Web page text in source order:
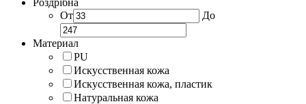
От
До
Материал
PU
Искусственная кожа
Искусственная кожа, пластик
Натуральная кожа